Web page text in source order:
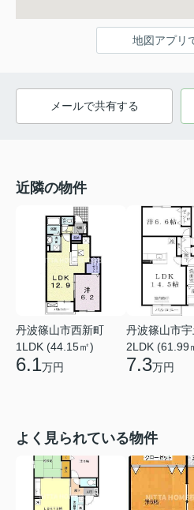
地図アプリ
メールで共有する
近隣の物件
丹波篠山市西新町
1LDK (44.15㎡)
6.1万円
丹波篠山市宇
2LDK (61.99
7.3万円
よく見られている物件